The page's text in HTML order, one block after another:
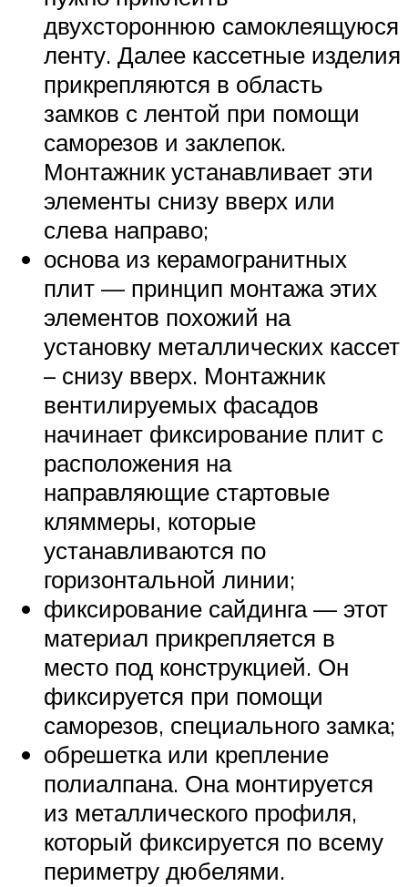
двухстороннюю самоклеящуюся
ленту. Далее кассетные изделия
прикрепляются в область
замков с лентой при помощи
саморезов и заклепок.
Монтажник устанавливает эти
элементы снизу вверх или
слева направо;
основа из керамогранитных
плит — принцип монтажа этих
элементов похожий на
установку металлических кассет
– снизу вверх. Монтажник
вентилируемых фасадов
начинает фиксирование плит с
расположения на
направляющие стартовые
кляммеры, которые
устанавливаются по
горизонтальной линии;
фиксирование сайдинга — этот
материал прикрепляется в
место под конструкцией. Он
фиксируется при помощи
саморезов, специального замка;
обрешетка или крепление
полиалпана. Она монтируется
из металлического профиля,
который фиксируется по всему
периметру дюбелями.